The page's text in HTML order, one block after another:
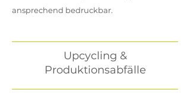
ansprechend bedruckbar.
Upcycling &
Produktionsabfälle